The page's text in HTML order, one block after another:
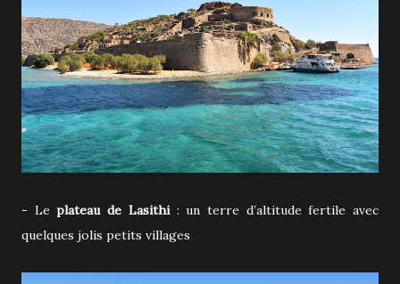
- Leplateau de Lasithi: un terre d’altitude fertile avec
quelques jolis petits villages